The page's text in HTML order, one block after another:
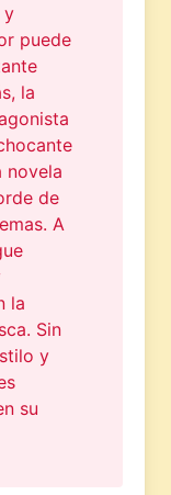
y
puede
la
novela
de
A
la
Sin
y
su